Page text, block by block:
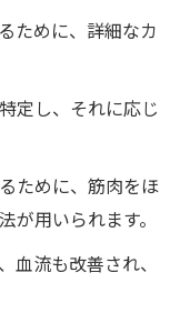
た痛みの解放
もたらすリラ
点
ために、詳細なカ
定し、それに応じ
ために、筋肉をほ
が用いられます。
血流も改善され、